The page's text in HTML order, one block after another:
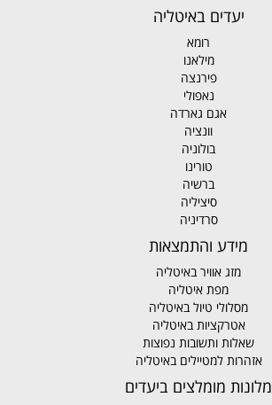
יעדים באיטליה
רומא
מילאנו
פירנצה
נאפולי
אגם גארדה
וונציה
בולוניה
טורינו
ברשיה
סיציליה
סרדיניה
מידע והתמצאות
מזג אוויר באיטליה
מפת איטליה
מסלולי טיול באיטליה
אטרקציות באיטליה
שאלות ותשובות נפוצות
אזהרות למטיילים באיטליה
מלונות מומלצים ביעדים